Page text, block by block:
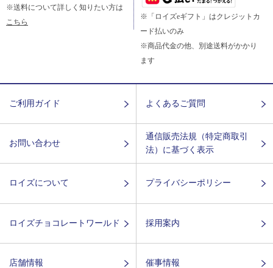
※送料について詳しく知りたい方は
こちら
※「ロイズeギフト」はクレジットカ
ード払いのみ
※商品代金の他、別途送料がかかり
ます
ご利用ガイド よくあるご質問
お問い合わせ
通信販売法規（特定商取引
法）に基づく表示
ロイズについて プライバシーポリシー
ロイズチョコレートワールド 採用案内
店舗情報 催事情報